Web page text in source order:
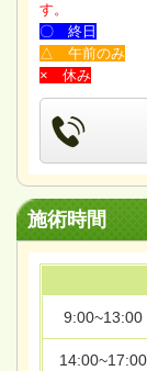
す。
〇 終日
△ 午前のみ
× 休み
施術時間
9:00~13:00
14:00~17:00